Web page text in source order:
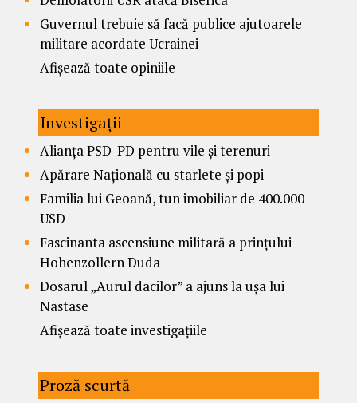
Guvernul trebuie să facă publice ajutoarele
militare acordate Ucrainei
Afișează toate opiniile
Investigații
Alianța PSD-PD pentru vile și terenuri
Apărare Națională cu starlete și popi
Familia lui Geoană, tun imobiliar de 400.000
USD
Fascinanta ascensiune militară a prințului
Hohenzollern Duda
Dosarul „Aurul dacilor” a ajuns la ușa lui
Nastase
Afișează toate investigațiile
Proză scurtă